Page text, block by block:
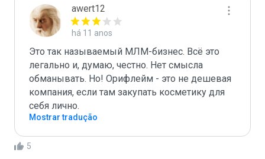
awert12
há 11 anos
Это так называемый МЛМ-бизнес. Всё это
легально и, думаю, честно. Нет смысла
обманывать. Но! Орифлейм - это не дешевая
компания, если там закупать косметику для
себя лично.
Mostrar tradução
5